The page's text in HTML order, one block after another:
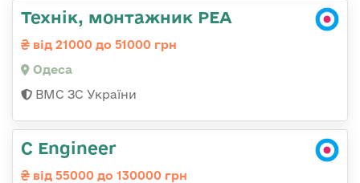
Технік, монтажник РЕА
від 21000 до 51000 грн
Одеса
ВМС ЗС України
C Engineer
від 55000 до 130000 грн